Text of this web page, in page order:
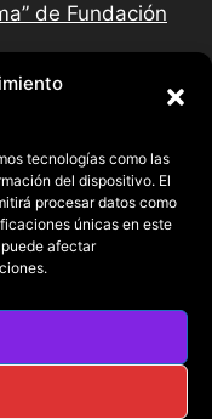
tecnologías como las
del dispositivo. El
procesar datos como
únicas en este
afectar
de Fundación